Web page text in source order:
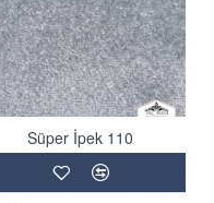
Süper İpek 110